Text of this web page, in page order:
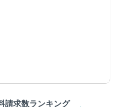
請求数ランキング